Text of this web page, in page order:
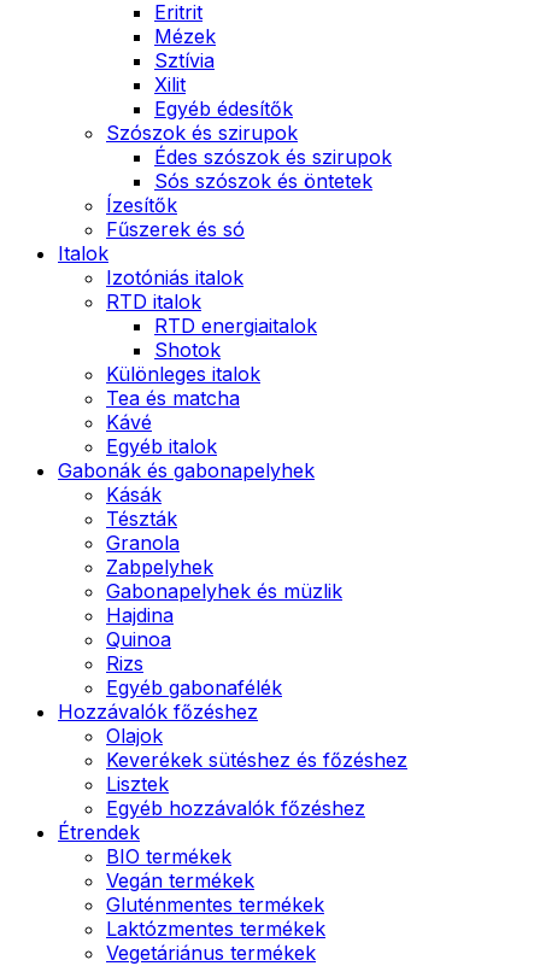
Eritrit
Mézek
Sztívia
Xilit
Egyéb édesítők
Szószok és szirupok
Édes szószok és szirupok
Sós szószok és öntetek
Ízesítők
Fűszerek és só
Italok
Izotóniás italok
RTD italok
RTD energiaitalok
Shotok
Különleges italok
Tea és matcha
Kávé
Egyéb italok
Gabonák és gabonapelyhek
Kásák
Tészták
Granola
Zabpelyhek
Gabonapelyhek és müzlik
Hajdina
Quinoa
Rizs
Egyéb gabonafélék
Hozzávalók főzéshez
Olajok
Keverékek sütéshez és főzéshez
Lisztek
Egyéb hozzávalók főzéshez
Étrendek
BIO termékek
Vegán termékek
Gluténmentes termékek
Laktózmentes termékek
Vegetáriánus termékek